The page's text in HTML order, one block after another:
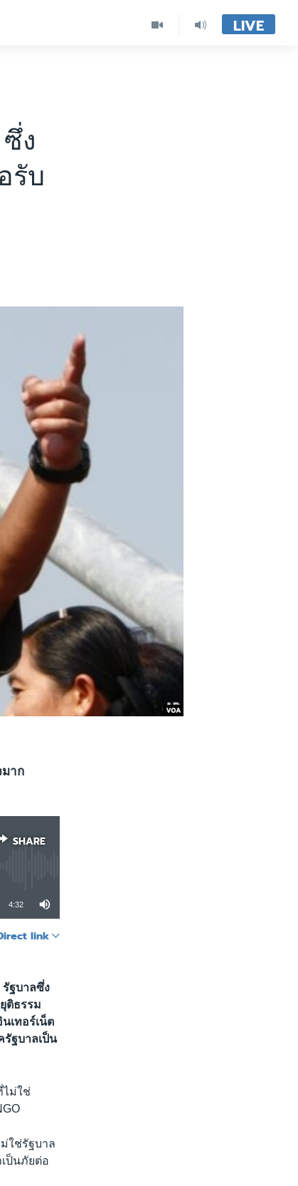
LIVE
ง
รับ
มาก
SHARE
4:32
link
ฐบาลซึ่ง
ติธรรม
เทอร์เน็ต
รัฐบาลเป็น
ไม่ใช่
ใช่รัฐบาล
ป็นภัยต่อ